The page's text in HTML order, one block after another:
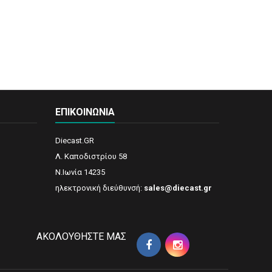
ΕΠΙΚΟΙΝΩΝΊΑ
Diecast.GR
Λ. Καποδιστρίου 58
N.Ιωνία 14235
ηλεκτρονική διεύθυνσή: sales@diecast.gr
AΚΟΛΟΥΘΉΣΤΕ ΜΑΣ